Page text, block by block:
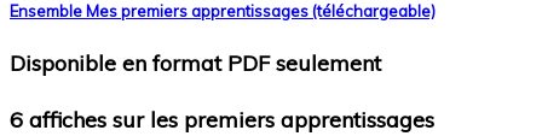
Ensemble Mes premiers apprentissages (téléchargeable)
Disponible en format PDF seulement
6 affiches sur les premiers apprentissages